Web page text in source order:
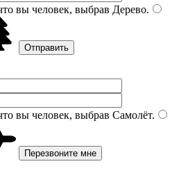
вы человек, выбрав Дерево.
вы человек, выбрав Самолёт.